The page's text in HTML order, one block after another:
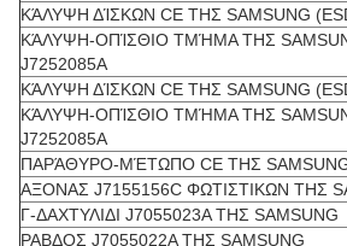
ΚΆΛΥΨΗ ΔΊΣΚΩΝ CE ΤΗΣ SAMSUNG
ΚΆΛΥΨΗ-ΟΠΊΣΘΙΟ ΤΜΉΜΑ ΤΗΣ
J7252085A
ΚΆΛΥΨΗ ΔΊΣΚΩΝ CE ΤΗΣ SAMSUNG
ΚΆΛΥΨΗ-ΟΠΊΣΘΙΟ ΤΜΉΜΑ ΤΗΣ
J7252085A
ΠΑΡΆΘΥΡΟ-ΜΈΤΩΠΟ CE ΤΗΣ SAMSUNG
ΑΞΟΝΑΣ J7155156C ΦΩΤΙΣΤΙΚΩΝ ΤΗΣ
Γ-ΔΑΧΤΥΛΙΔΙ J7055023A ΤΗΣ SAMSUNG
ΡΑΒΔΟΣ J7055022A ΤΗΣ SAMSUNG